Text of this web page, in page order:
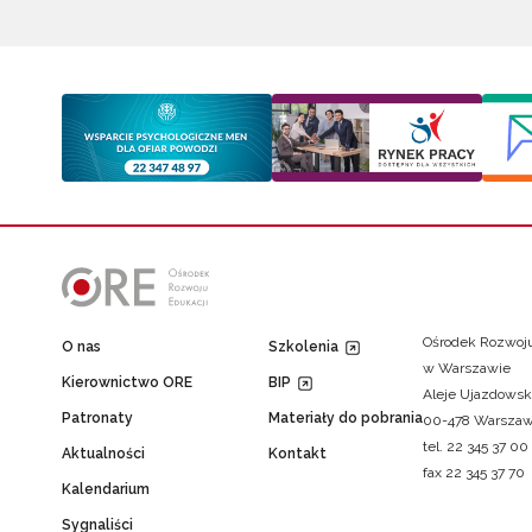
O nas
Kierownictwo ORE
Patronaty
Aktualności
Kalendarium
Sygnaliści
Szkolenia
BIP
Materiały do pobrania
Kontakt
Ośrodek
w Warszawie
Aleje
00-478
tel. 22 345 37 00
fax 22 345 37 70